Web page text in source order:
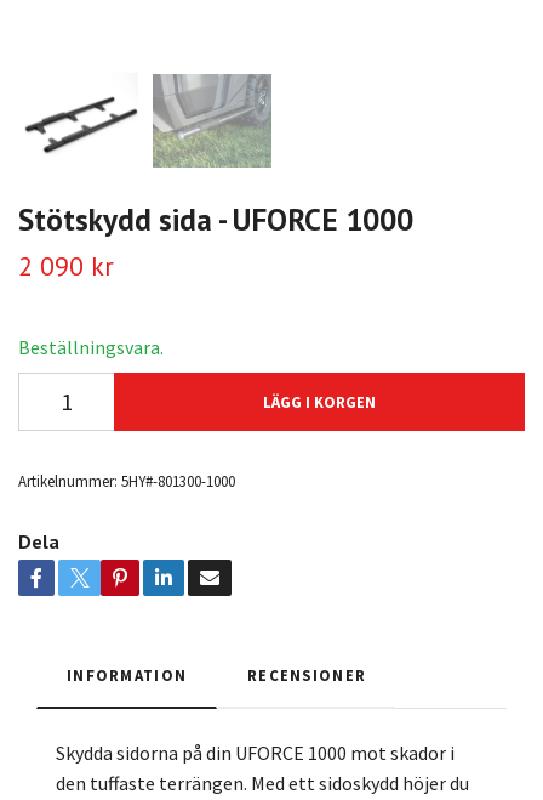
Stötskydd sida - UFORCE 1000
2 090 kr
Beställningsvara.
LÄGG I KORGEN
Artikelnummer: 5HY#-801300-1000
Dela
INFORMATION RECENSIONER
Skydda sidorna på din UFORCE 1000 mot skador i
den tuffaste terrängen. Med ett sidoskydd höjer du